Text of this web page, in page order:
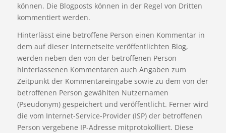
können. Die Blogposts können in der Regel von Dritten
kommentiert werden.
Hinterlässt eine betroffene Person einen Kommentar in
dem auf dieser Internetseite veröffentlichten Blog,
werden neben den von der betroffenen Person
hinterlassenen Kommentaren auch Angaben zum
Zeitpunkt der Kommentareingabe sowie zu dem von der
betroffenen Person gewählten Nutzernamen
(Pseudonym) gespeichert und veröffentlicht. Ferner wird
die vom Internet-Service-Provider (ISP) der betroffenen
Person vergebene IP-Adresse mitprotokolliert. Diese